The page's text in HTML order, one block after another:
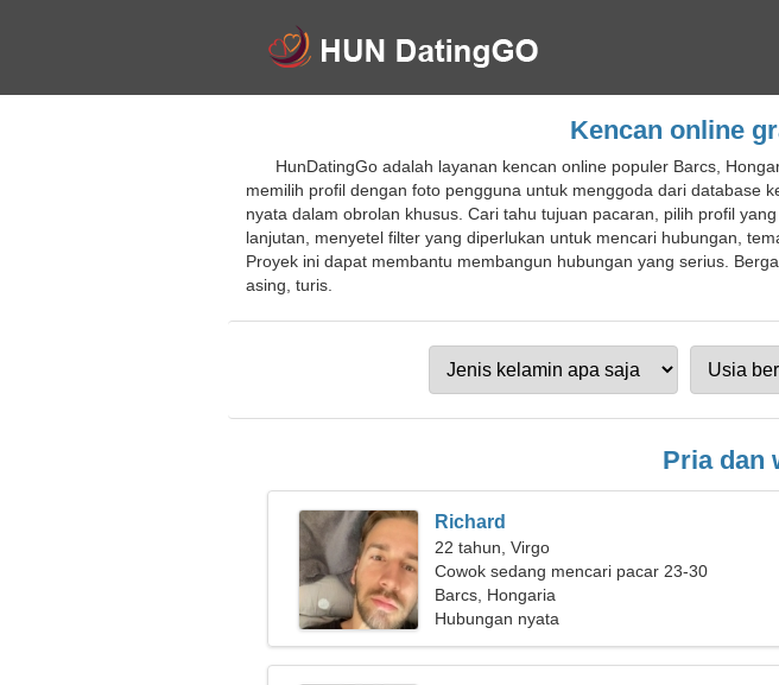
Kencan online
HunDatingGo adalah layanan kencan online populer Barcs,
memilih profil dengan foto pengguna untuk menggoda dari database
nyata dalam obrolan khusus. Cari tahu tujuan pacaran, pilih profil
lanjutan, menyetel filter yang diperlukan untuk mencari hubungan,
Proyek ini dapat membantu membangun hubungan yang serius.
asing, turis.
Pria dan
Richard
22 tahun, Virgo
Cowok sedang mencari pacar 23-30
Barcs, Hongaria
Hubungan nyata